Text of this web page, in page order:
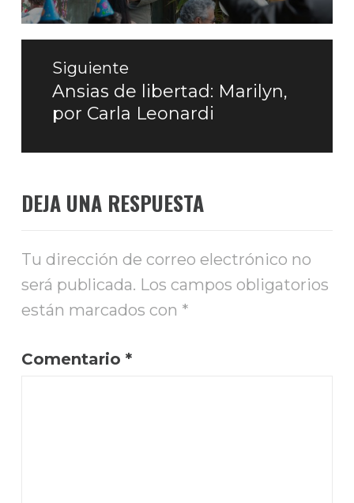
Siguiente
Entrada
siguiente:
Ansias de libertad: Marilyn,
por Carla Leonardi
DEJA UNA RESPUESTA
Tu dirección de correo electrónico no
será publicada. Los campos obligatorios
están marcados con *
Comentario *